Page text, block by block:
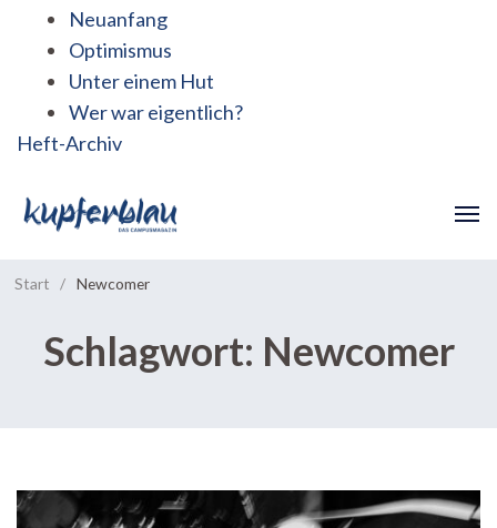
Neuanfang
Optimismus
Unter einem Hut
Wer war eigentlich?
Heft-Archiv
Start / Newcomer
Schlagwort: Newcomer